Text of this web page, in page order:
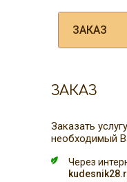
ЗАКАЗ
Через
Заказать
необходимый